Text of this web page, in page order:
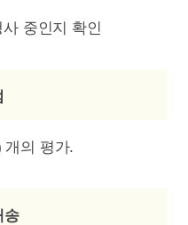
중인지 확인
개의 평가.
송